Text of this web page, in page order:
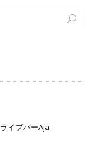
ライブバーAja